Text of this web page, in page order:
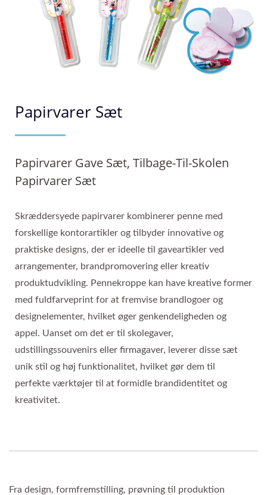
Papirvarer Sæt
Papirvarer Gave Sæt, Tilbage-Til-Skolen
Papirvarer Sæt
Skræddersyede papirvarer kombinerer penne med
forskellige kontorartikler og tilbyder innovative og
praktiske designs, der er ideelle til gaveartikler ved
arrangementer, brandpromovering eller kreativ
produktudvikling. Pennekroppe kan have kreative former
med fuldfarveprint for at fremvise brandlogoer og
designelementer, hvilket øger genkendeligheden og
appel. Uanset om det er til skolegaver,
udstillingssouvenirs eller firmagaver, leverer disse sæt
unik stil og høj funktionalitet, hvilket gør dem til
perfekte værktøjer til at formidle brandidentitet og
kreativitet.
Fra design, formfremstilling, prøvning til produktion